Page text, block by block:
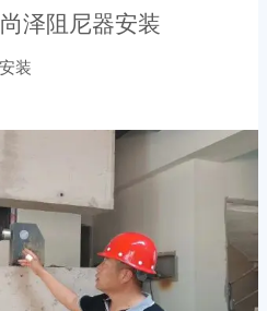
泽阻尼器安装
装